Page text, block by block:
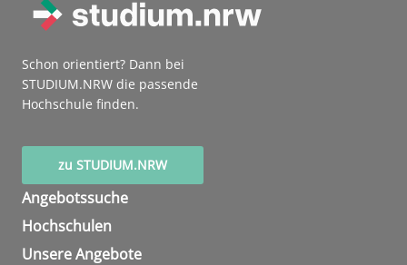
Schon orientiert? Dann bei
STUDIUM.NRW die passende
Hochschule finden.
zu STUDIUM.NRW
Angebotssuche
Hochschulen
Unsere Angebote